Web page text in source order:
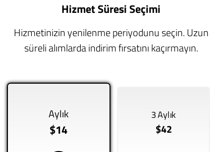
Hizmet Süresi Seçimi
Hizmetinizin yenilenme periyodunu seçin. Uzun
süreli alımlarda indirim fırsatını kaçırmayın.
Aylık
$14
3 Aylık
$42